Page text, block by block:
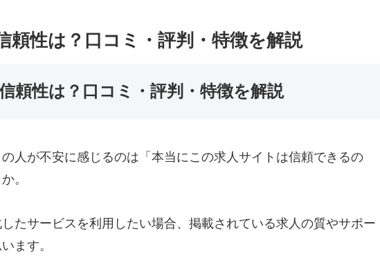
頼性は？口コミ・評判・特徴を解説
頼性は？口コミ・評判・特徴を解説
人が不安に感じるのは「本当にこの求人サイトは信頼できるの
。
たサービスを利用したい場合、掲載されている求人の質やサポー
ます。